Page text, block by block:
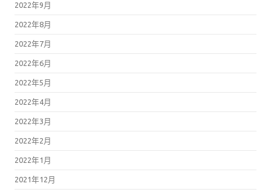
2022年9月
2022年8月
2022年7月
2022年6月
2022年5月
2022年4月
2022年3月
2022年2月
2022年1月
2021年12月